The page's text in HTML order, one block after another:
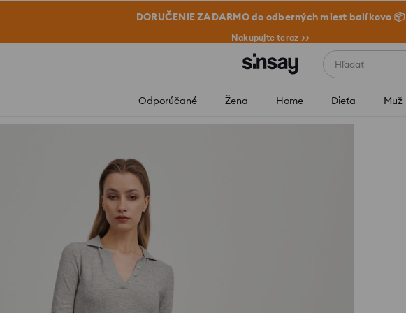
DORUČENIE ZADARMO do odberných miest balíkovo 📦
Nakupujte teraz >>
Hľadať
Odporúčané Žena Home Dieťa Muž